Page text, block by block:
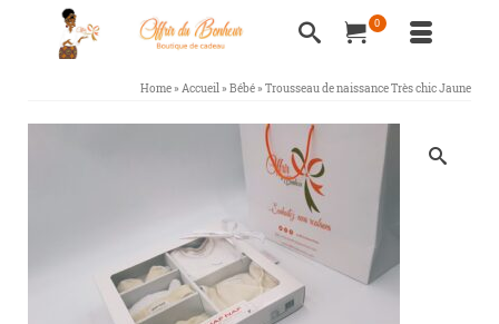
0
Home» Accueil» Bébé» Trousseau de naissance Très chic Jaune